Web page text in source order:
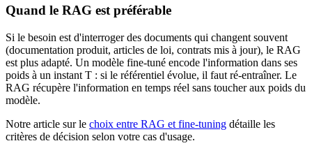
Quand le RAG est préférable
Si le besoin est d'interroger des documents qui changent souvent
(documentation produit, articles de loi, contrats mis à jour), le RAG
est plus adapté. Un modèle fine-tuné encode l'information dans ses
poids à un instant T : si le référentiel évolue, il faut ré-entraîner. Le
RAG récupère l'information en temps réel sans toucher aux poids du
modèle.
Notre article sur le choix entre RAG et fine-tuning détaille les
critères de décision selon votre cas d'usage.